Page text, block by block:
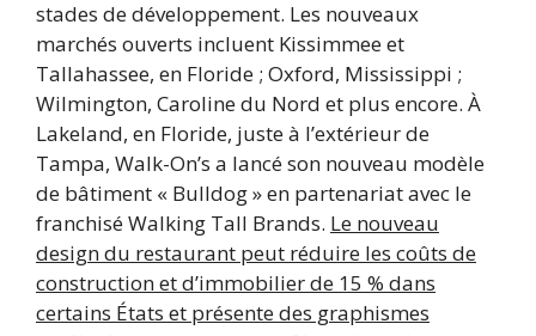
stades de développement. Les nouveaux
marchés ouverts incluent Kissimmee et
Tallahassee, en Floride ; Oxford, Mississippi ;
Wilmington, Caroline du Nord et plus encore. À
Lakeland, en Floride, juste à l’extérieur de
Tampa, Walk-On’s a lancé son nouveau modèle
de bâtiment « Bulldog » en partenariat avec le
franchisé Walking Tall Brands. Le nouveau
design du restaurant peut réduire les coûts de
construction et d’immobilier de 15 % dans
certains États et présente des graphismes